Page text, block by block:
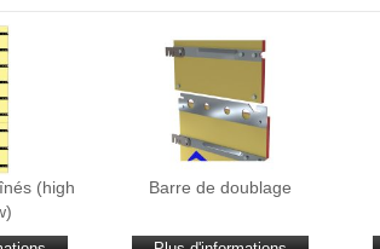
(high
Barre de doublage